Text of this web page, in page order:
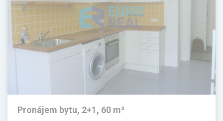
Pronájem bytu, 2+1, 60 m²